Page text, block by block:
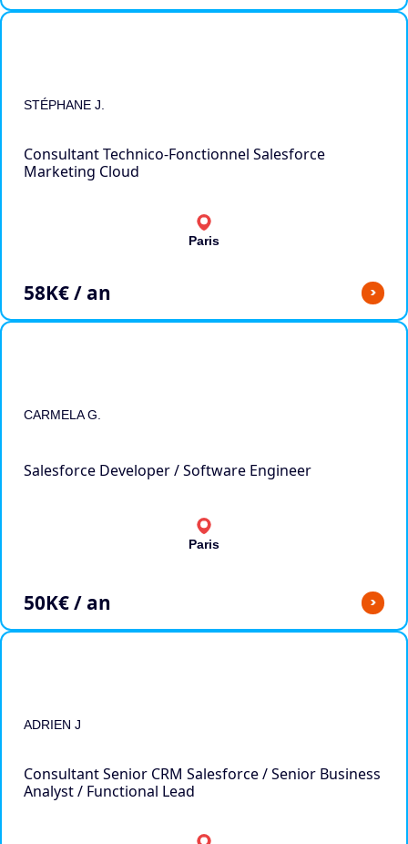
STÉPHANE J.
Consultant Technico-Fonctionnel Salesforce
Marketing Cloud
Paris
58K€ / an >
CARMELA G.
Salesforce Developer / Software Engineer
Paris
50K€ / an >
ADRIEN J
Consultant Senior CRM Salesforce / Senior Business
Analyst / Functional Lead